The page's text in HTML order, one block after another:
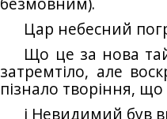
Цар небесний
Що це за нова
затремтіло, але
пізнало творіння,
і Невидимий був